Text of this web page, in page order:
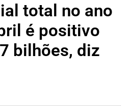
total no ano
é positivo
bilhões, diz